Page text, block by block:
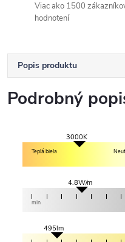
Viac ako 1500
hodnotení
Popis produktu
Podrobný
3000K
Teplá biela
4.8W/m
min
495lm